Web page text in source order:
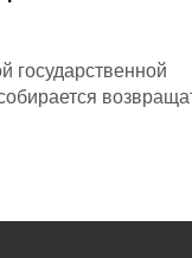
государственной